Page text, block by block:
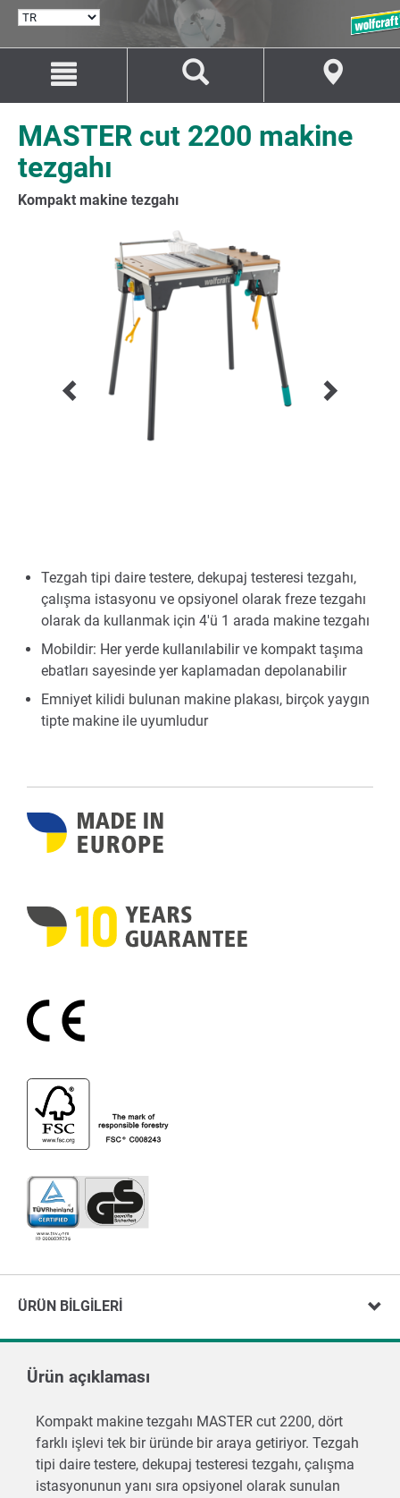
Navigasyona
MASTER cut 2200 makine
tezgahı
Kompakt makine tezgahı
Tezgah tipi daire testere, dekupaj testeresi tezgahı,
çalışma istasyonu ve opsiyonel olarak freze tezgahı
olarak da kullanmak için 4'ü 1 arada makine tezgahı
Mobildir: Her yerde kullanılabilir ve kompakt taşıma
ebatları sayesinde yer kaplamadan depolanabilir
Emniyet kilidi bulunan makine plakası, birçok yaygın
tipte makine ile uyumludur
ÜRÜN BILGILERI
Ürün açıklaması
Kompakt makine tezgahı MASTER cut 2200, dört
farklı işlevi tek bir üründe bir araya getiriyor. Tezgah
tipi daire testere, dekupaj testeresi tezgahı, çalışma
istasyonunun yanı sıra opsiyonel olarak sunulan